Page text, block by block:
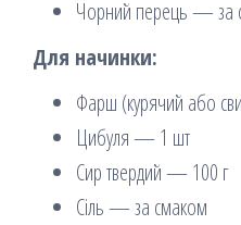
Чорний перець — за
Для начинки:
Фарш (курячий або
Цибуля — 1 шт
Сир твердий — 100 г
Сіль — за смаком